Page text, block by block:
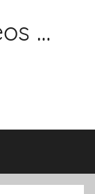
…